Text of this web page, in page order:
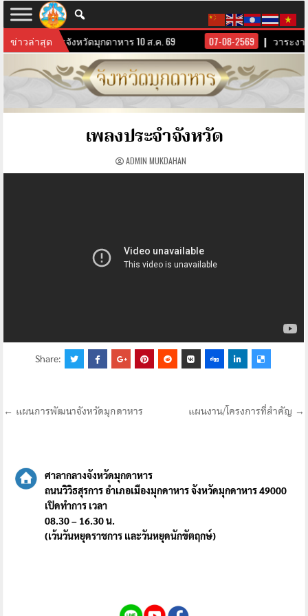
ข่าวล่าสุด
ะงานผู้บริหารจังหวัดมุกดาหาร 10 ส.ค. 69 07-08-2569 วาระง
เพลงประจำจังหวัด
ADMIN MUKDAHAN
Share:
แนะแนว
← แผนการพัฒนาจังหวัดมุกดาหาร แผนงาน/โครงการที่สำคัญ →
ศาลากลางจังหวัดมุกดาหาร
ถนนวิวิธสุรการ อำเภอเมืองมุกดาหาร จังหวัดมุกดาหาร 49000
เปิดทำการ เวลา
08.30 – 16.30 น.
(เว้นวันหยุดราชการ และวันหยุดนักขัตฤกษ์)